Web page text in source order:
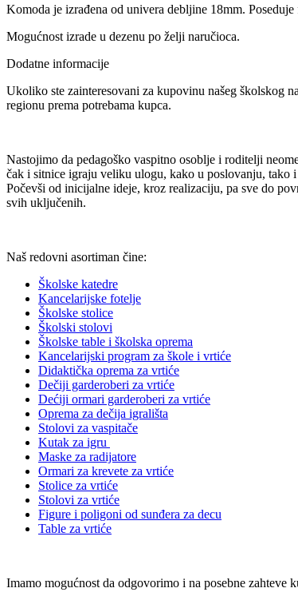
Komoda je izrađena od univera debljine 18mm.
Mogućnost izrade u dezenu po želji naručioca.
Dodatne informacije
Ukoliko ste zainteresovani za kupovinu našeg školskog
regionu prema potrebama kupca.
Nastojimo da pedagoško vaspitno osoblje i roditelji
čak i sitnice igraju veliku ulogu, kako u poslovanju, tako
Počevši od inicijalne ideje, kroz realizaciju, pa sve do
svih uključenih.
Naš redovni asortiman čine:
Školske katedre
Kancelarijske fotelje
Školske stolice
Školski stolovi
Školske table i školska oprema
Kancelarijski program za škole i vrtiće
Didaktička oprema za vrtiće
Dečiji garderoberi za vrtiće
Dećiji ormari garderoberi za vrtiće
Oprema za dečija igrališta
Stolovi za vaspitače
Kutak za igru
Maske za radijatore
Ormari za krevete za vrtiće
Stolice za vrtiće
Stolovi za vrtiće
Figure i poligoni od sunđera za decu
Table za vrtiće
Imamo mogućnost da odgovorimo i na posebne zahteve